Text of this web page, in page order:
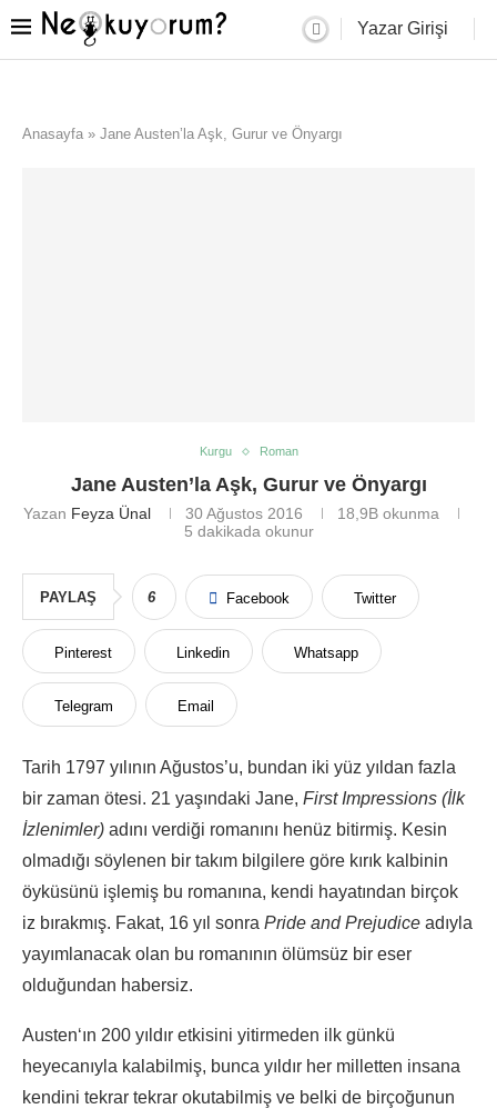
Yazar Girişi
Anasayfa » Jane Austen’la Aşk, Gurur ve Önyargı
Kurgu Roman
Jane Austen’la Aşk, Gurur ve Önyargı
Yazan Feyza Ünal 30 Ağustos 2016 18,9B okunma
5 dakikada okunur
PAYLAŞ 6 Facebook Twitter
Pinterest Linkedin Whatsapp
Telegram Email
Tarih 1797 yılının Ağustos’u, bundan iki yüz yıldan fazla
bir zaman ötesi. 21 yaşındaki Jane, First Impressions (İlk
İzlenimler) adını verdiği romanını henüz bitirmiş. Kesin
olmadığı söylenen bir takım bilgilere göre kırık kalbinin
öyküsünü işlemiş bu romanına, kendi hayatından birçok
iz bırakmış. Fakat, 16 yıl sonra Pride and Prejudice adıyla
yayımlanacak olan bu romanının ölümsüz bir eser
olduğundan habersiz.
Austen‘ın 200 yıldır etkisini yitirmeden ilk günkü
heyecanıyla kalabilmiş, bunca yıldır her milletten insana
kendini tekrar tekrar okutabilmiş ve belki de birçoğunun